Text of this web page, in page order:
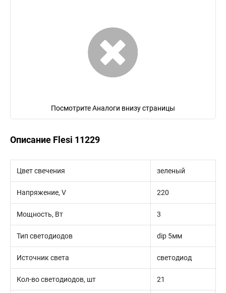
Посмотрите Аналоги внизу страницы
Описание Flesi 11229
Цвет свечения зеленый
Напряжение, V 220
Мощность, Вт 3
Тип светодиодов dip 5мм
Источник света светодиод
Кол-во светодиодов, шт 21